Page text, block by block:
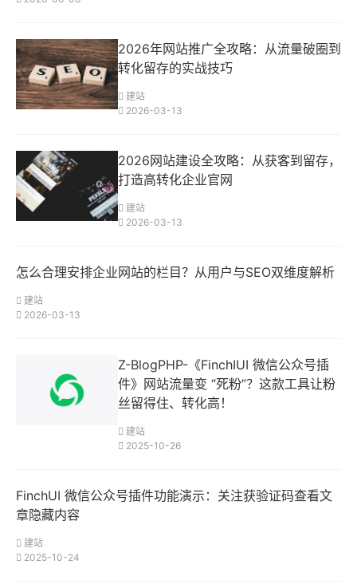
2026年网站推广全攻略：从流量破圈到
转化留存的实战技巧
建站
2026-03-13
2026网站建设全攻略：从获客到留存，
打造高转化企业官网
建站
2026-03-13
怎么合理安排企业网站的栏目？从用户与SEO双维度解析
建站
2026-03-13
Z-BlogPHP-《FinchIUI 微信公众号插
件》网站流量变 “死粉”？这款工具让粉
丝留得住、转化高！
建站
2025-10-26
FinchUI 微信公众号插件功能演示：关注获验证码查看文
章隐藏内容
建站
2025-10-24